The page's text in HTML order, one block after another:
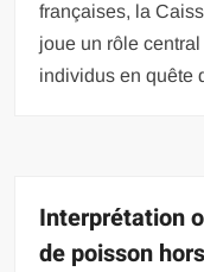
françaises, la
joue un rôle
individus en quête
Interprétation
de poisson